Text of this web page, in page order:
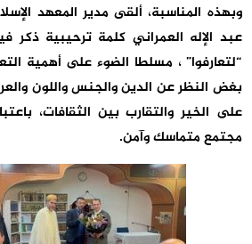
وبهذه المناسبة، ألقى مدير المعهد
عبد الإله العمراني كلمة ترحيبية ذكر
“لتعارفوا” ، مسلطا الضوء على أهمية
بغض النظر عن الدين والجنس واللون
على الخير والتقارب بين الثقافات،
مجتمع متماسك وآمن.